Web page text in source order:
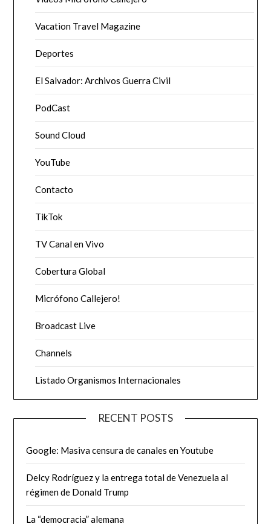
Vacation Travel Magazine
Deportes
El Salvador: Archivos Guerra Civil
PodCast
Sound Cloud
YouTube
Contacto
TikTok
TV Canal en Vivo
Cobertura Global
Micrófono Callejero!
Broadcast Live
Channels
Listado Organismos Internacionales
RECENT POSTS
Google: Masiva censura de canales en Youtube
Delcy Rodríguez y la entrega total de Venezuela al
régimen de Donald Trump
La “democracia” alemana